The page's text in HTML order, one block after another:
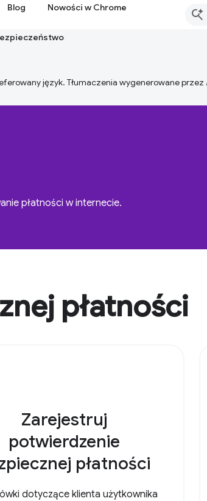
Blog Nowości w Chrome
język. Tłumaczenia wygenerowane przez
płatności w internecie.
płatności
Zarejestruj
potwierdzenie
płatności
dotyczące klienta użytkownika